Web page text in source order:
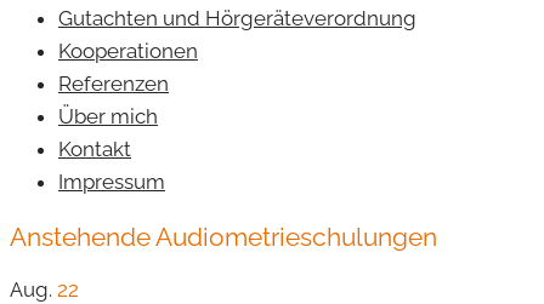
Gutachten und Hörgeräteverordnung
Kooperationen
Referenzen
Über mich
Kontakt
Impressum
Anstehende Audiometrieschulungen
Aug. 22